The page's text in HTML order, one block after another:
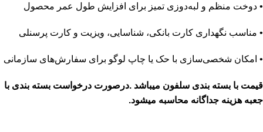
• دوخت منظم و لبه‌دوزی تمیز برای افزایش طول عمر محصول
• مناسب نگهداری کارت بانکی، شناسایی، ویزیت و کارت پرسنلی
• امکان شخصی‌سازی با حک یا چاپ لوگو برای سفارش‌های سازمانی
قیمت با بسته بندی سلفون میباشد .درصورت درخواست بسته بندی با
جعبه هزینه جداگانه محاسبه میشود.